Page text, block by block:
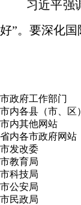
习近平强
好”。要深化
市政府工作部门
市内各县（市、区
市内其他网站
省内各市政府网站
市发改委
市教育局
市科技局
市公安局
市民政局